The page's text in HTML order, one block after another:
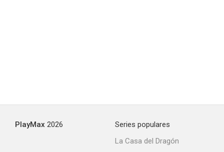
PlayMax 2026
Series populares
La Casa del Dragón